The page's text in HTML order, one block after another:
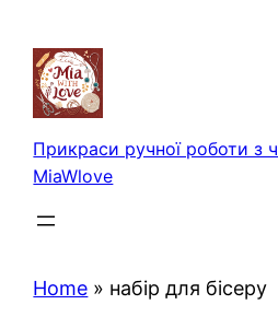
вмісту
Прикраси ручної роботи з
MiaWlove
Home » набір для бісеру